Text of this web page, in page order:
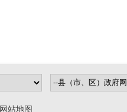
网站地图